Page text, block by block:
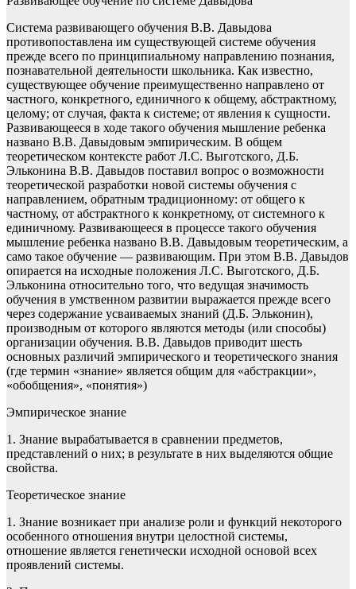
Система развивающего обучения В.В. Давыдова
противопоставлена им существующей системе обучения
прежде всего по принципиальному направлению познания,
познавательной деятельности школьника. Как известно,
существующее обучение преимущественно направлено от
частного, конкретного, единичного к общему, абстрактному,
целому; от случая, факта к системе; от явления к сущности.
Развивающееся в ходе такого обучения мышление ребенка
названо В.В. Давыдовым эмпирическим. В общем
теоретическом контексте работ Л.С. Выготского, Д.Б.
Эльконина В.В. Давыдов поставил вопрос о возможности
теоретической разработки новой системы обучения с
направлением, обратным традиционному: от общего к
частному, от абстрактного к конкретному, от системного к
единичному. Развивающееся в процессе такого обучения
мышление ребенка названо В.В. Давыдовым теоретическим, а
само такое обучение — развивающим. При этом В.В. Давыдов
опирается на исходные положения Л.С. Выготского, Д.Б.
Эльконина относительно того, что ведущая значимость
обучения в умственном развитии выражается прежде всего
через содержание усваиваемых знаний (Д.Б. Эльконин),
производным от которого являются методы (или способы)
организации обучения. В.В. Давыдов приводит шесть
основных различий эмпирического и теоретического знания
(где термин «знание» является общим для «абстракции»,
«обобщения», «понятия»)
Эмпирическое знание
1. Знание вырабатывается в сравнении предметов,
представлений о них; в результате в них выделяются общие
свойства.
Теоретическое знание
1. Знание возникает при анализе роли и функций некоторого
особенного отношения внутри целостной системы,
отношение является генетически исходной основой всех
проявлений системы.